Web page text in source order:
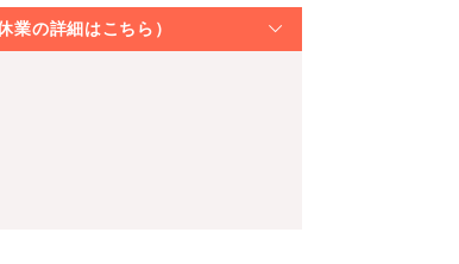
の詳細はこちら）